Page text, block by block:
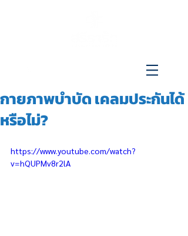
กายภาพบำบัด เคลมประกันได้
หรือไม่?
https://www.youtube.com/watch?
v=hQUPMv8r2lA